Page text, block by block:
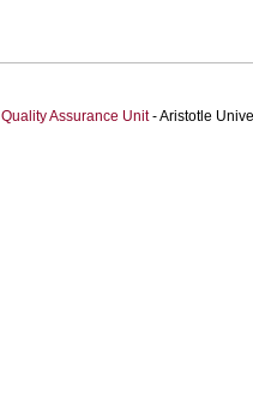
Quality Assurance Unit- Aristotle